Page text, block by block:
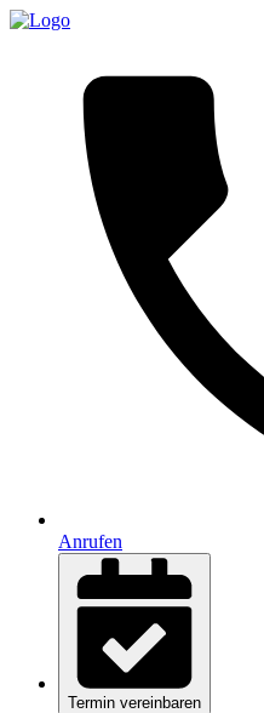
Anrufen
Termin vereinbaren